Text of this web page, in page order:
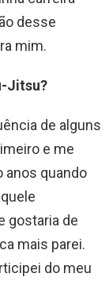
desse
mim.
Jitsu?
de alguns
e me
anos quando
gostaria de
mais parei.
do meu